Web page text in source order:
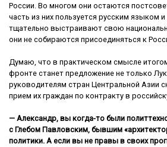
России. Во многом они остаются
часть из них пользуется русским языком
тщательно выстраивают свою
они не собираются присоединяться к
Думаю, что в практическом смысле
фронте станет предложение не только
руководителям стран Центральной Азии
прием их граждан по контракту в
— Александр, вы когда-то были
с Глебом Павловским, бывшим
политики. А если вы не правы в своих